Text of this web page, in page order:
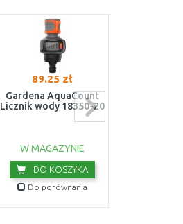
89.25 zł
Gardena AquaCount
Licznik wody 18350-20
W MAGAZYNIE
DO KOSZYKA
Do porównania